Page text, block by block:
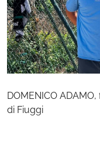
DOMENICO
di Fiuggi